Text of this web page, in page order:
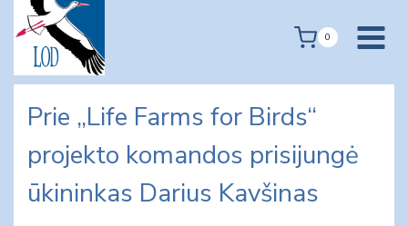
content
0
Prie „Life Farms for Birds“
projekto komandos prisijungė
ūkininkas Darius Kavšinas